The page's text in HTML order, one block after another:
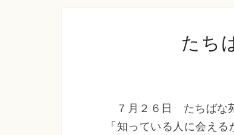
たち
７月２６日 たちばな苑
「知っている人に会え